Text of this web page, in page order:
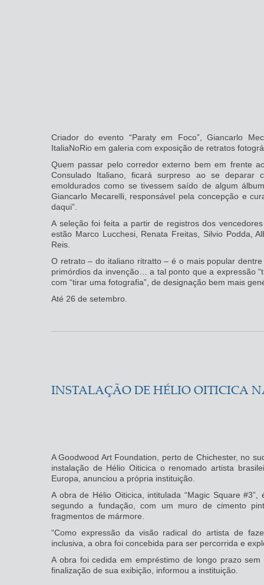
Criador do evento “Paraty em Foco”, Giancarlo
ItaliaNoRio em galeria com exposição de retratos
Quem passar pelo corredor externo bem em frente
Consulado Italiano, ficará surpreso ao se deparar
emoldurados como se tivessem saído de algum
Giancarlo Mecarelli, responsável pela concepção e
daqui”.
A seleção foi feita a partir de registros dos
estão Marco Lucchesi, Renata Freitas, Silvio Podda,
Reis.
O retrato – do italiano ritratto – é o mais popular
primórdios da invenção… a tal ponto que a expressão
com “tirar uma fotografia”, de designação bem mais
Até 26 de setembro.
INSTALAÇÃO DE HÉLIO OITICICA
A Goodwood Art Foundation, perto de Chichester, no
instalação de Hélio Oiticica o renomado artista
Europa, anunciou a própria instituição.
A obra de Hélio Oiticica, intitulada “Magic Square #3”,
segundo a fundação, com um muro de cimento
fragmentos de mármore.
“Como expressão da visão radical do artista de
inclusiva, a obra foi concebida para ser percorrida e
A obra foi cedida em empréstimo de longo prazo
finalização de sua exibição, informou a instituição.